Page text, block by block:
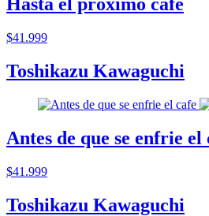
Hasta el proximo cafe
$41.999
Toshikazu Kawaguchi
Antes de que se enfrie el
$41.999
Toshikazu Kawaguchi